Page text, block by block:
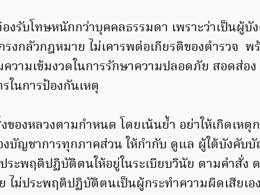
งรับโทษหนักกว่าบุคคลธรรมดา เพราะว่าเป็นผู้
รงกลัวกฎหมาย ไม่เคารพต่อเกียรติของตำรวจ
วามเข้มงวดในการรักษาความปลอดภัย สอดส่อง
ในการป้องกันเหตุ
ของหลวงตามกำหนด โดยเน้นย้ำ อย่าให้เกิดเห
งบัญชาการทุกภาคส่วน ให้กำกับ ดูแล ผู้ใต้บังคับ
ระพฤติปฏิบัติตนให้อยู่ในระเบียบวินัย ตามคำสั่ง
ไม่ประพฤติปฏิบัติตนเป็นผู้กระทำความผิดเสียเอ